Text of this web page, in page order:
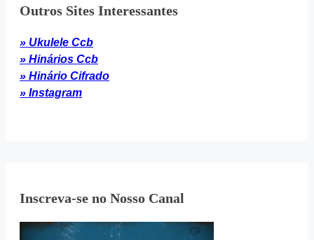
Outros Sites Interessantes
» Ukulele Ccb
» Hinários Ccb
» Hinário Cifrado
» Instagram
Inscreva-se no Nosso Canal